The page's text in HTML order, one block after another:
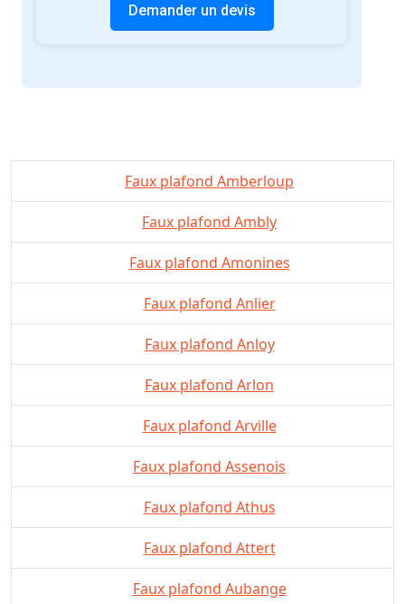
Demander un devis
Faux plafond Amberloup
Faux plafond Ambly
Faux plafond Amonines
Faux plafond Anlier
Faux plafond Anloy
Faux plafond Arlon
Faux plafond Arville
Faux plafond Assenois
Faux plafond Athus
Faux plafond Attert
Faux plafond Aubange